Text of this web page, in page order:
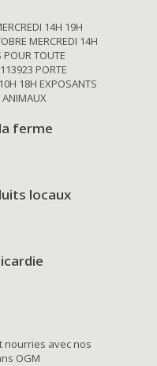
14H 19H
MERCREDI 14H
POUR TOUTE
PORTE
18H EXPOSANTS
ANIMAUX
ferme
locaux
nourries avec nos
OGM